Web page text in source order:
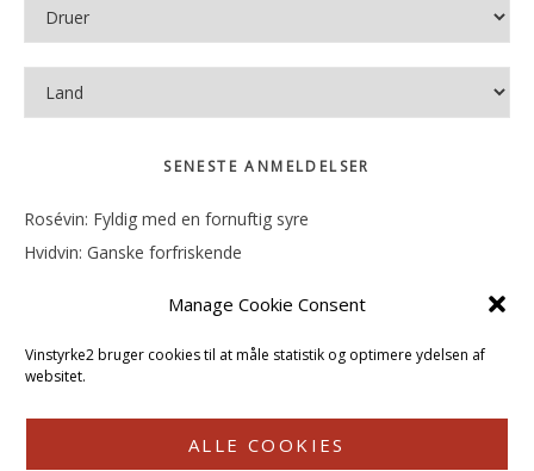
Manage Cookie Consent
Vinstyrke2 bruger cookies til at måle statistik og optimere ydelsen af
websitet.
ALLE COOKIES
SENESTE ANMELDELSER
Rosévin: Fyldig med en fornuftig syre
Hvidvin: Ganske forfriskende
Hvidvin: Smørfedme og tropisk sødme
Rosévin: Blød, rund og sødladen